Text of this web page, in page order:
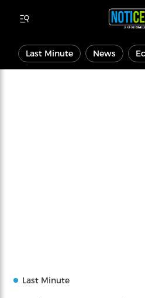
Last Minute News
Last Minute